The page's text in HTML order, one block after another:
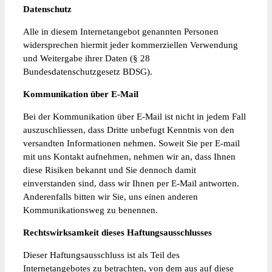
Datenschutz
Alle in diesem Internetangebot genannten Personen
widersprechen hiermit jeder kommerziellen Verwendung
und Weitergabe ihrer Daten (§ 28
Bundesdatenschutzgesetz BDSG).
Kommunikation über E-Mail
Bei der Kommunikation über E-Mail ist nicht in jedem Fall
auszuschliessen, dass Dritte unbefugt Kenntnis von den
versandten Informationen nehmen. Soweit Sie per E-mail
mit uns Kontakt aufnehmen, nehmen wir an, dass Ihnen
diese Risiken bekannt und Sie dennoch damit
einverstanden sind, dass wir Ihnen per E-Mail antworten.
Anderenfalls bitten wir Sie, uns einen anderen
Kommunikationsweg zu benennen.
Rechtswirksamkeit dieses Haftungsausschlusses
Dieser Haftungsausschluss ist als Teil des
Internetangebotes zu betrachten, von dem aus auf diese